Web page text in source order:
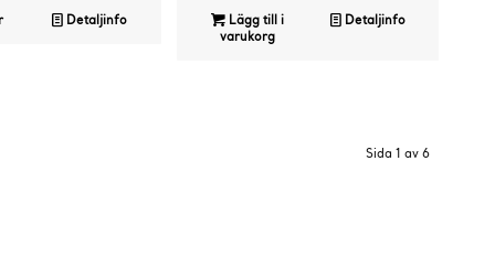
är:
Detaljinfo
var:
41,25 kr.
är:
Lägg till i
varukorg
Detaljinfo
Sida 1 av 6